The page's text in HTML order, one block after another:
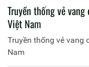
Truyền thống vẻ
Việt Nam
Truyền thống vẻ vang
Nam